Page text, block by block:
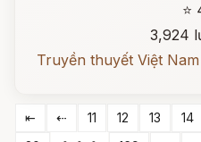
⭐
3,924
Truyền thuyết Việt Nam
⇤ ⇠ 11 12 13 14